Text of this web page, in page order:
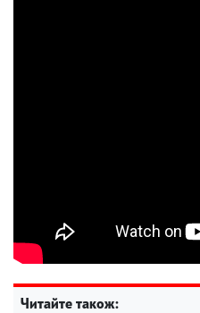
Читайте також: